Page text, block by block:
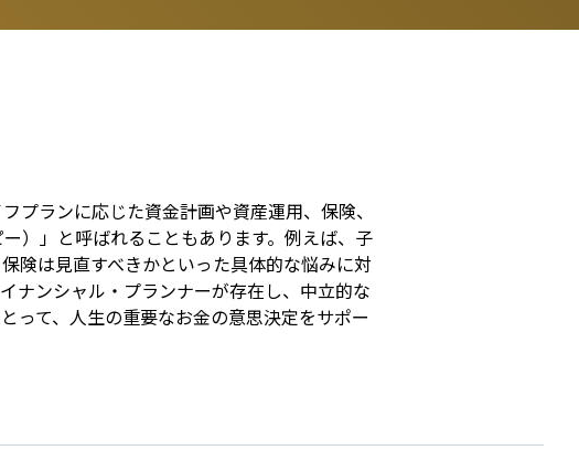
プランに応じた資金計画や資産運用、保険、
）」と呼ばれることもあります。例えば、子
険は見直すべきかといった具体的な悩みに対
ナンシャル・プランナーが存在し、中立的な
って、人生の重要なお金の意思決定をサポー